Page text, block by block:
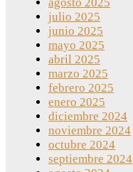
julio 2025
junio 2025
mayo 2025
abril 2025
marzo 2025
febrero 2025
enero 2025
diciembre 2024
noviembre 2024
octubre 2024
septiembre 2024